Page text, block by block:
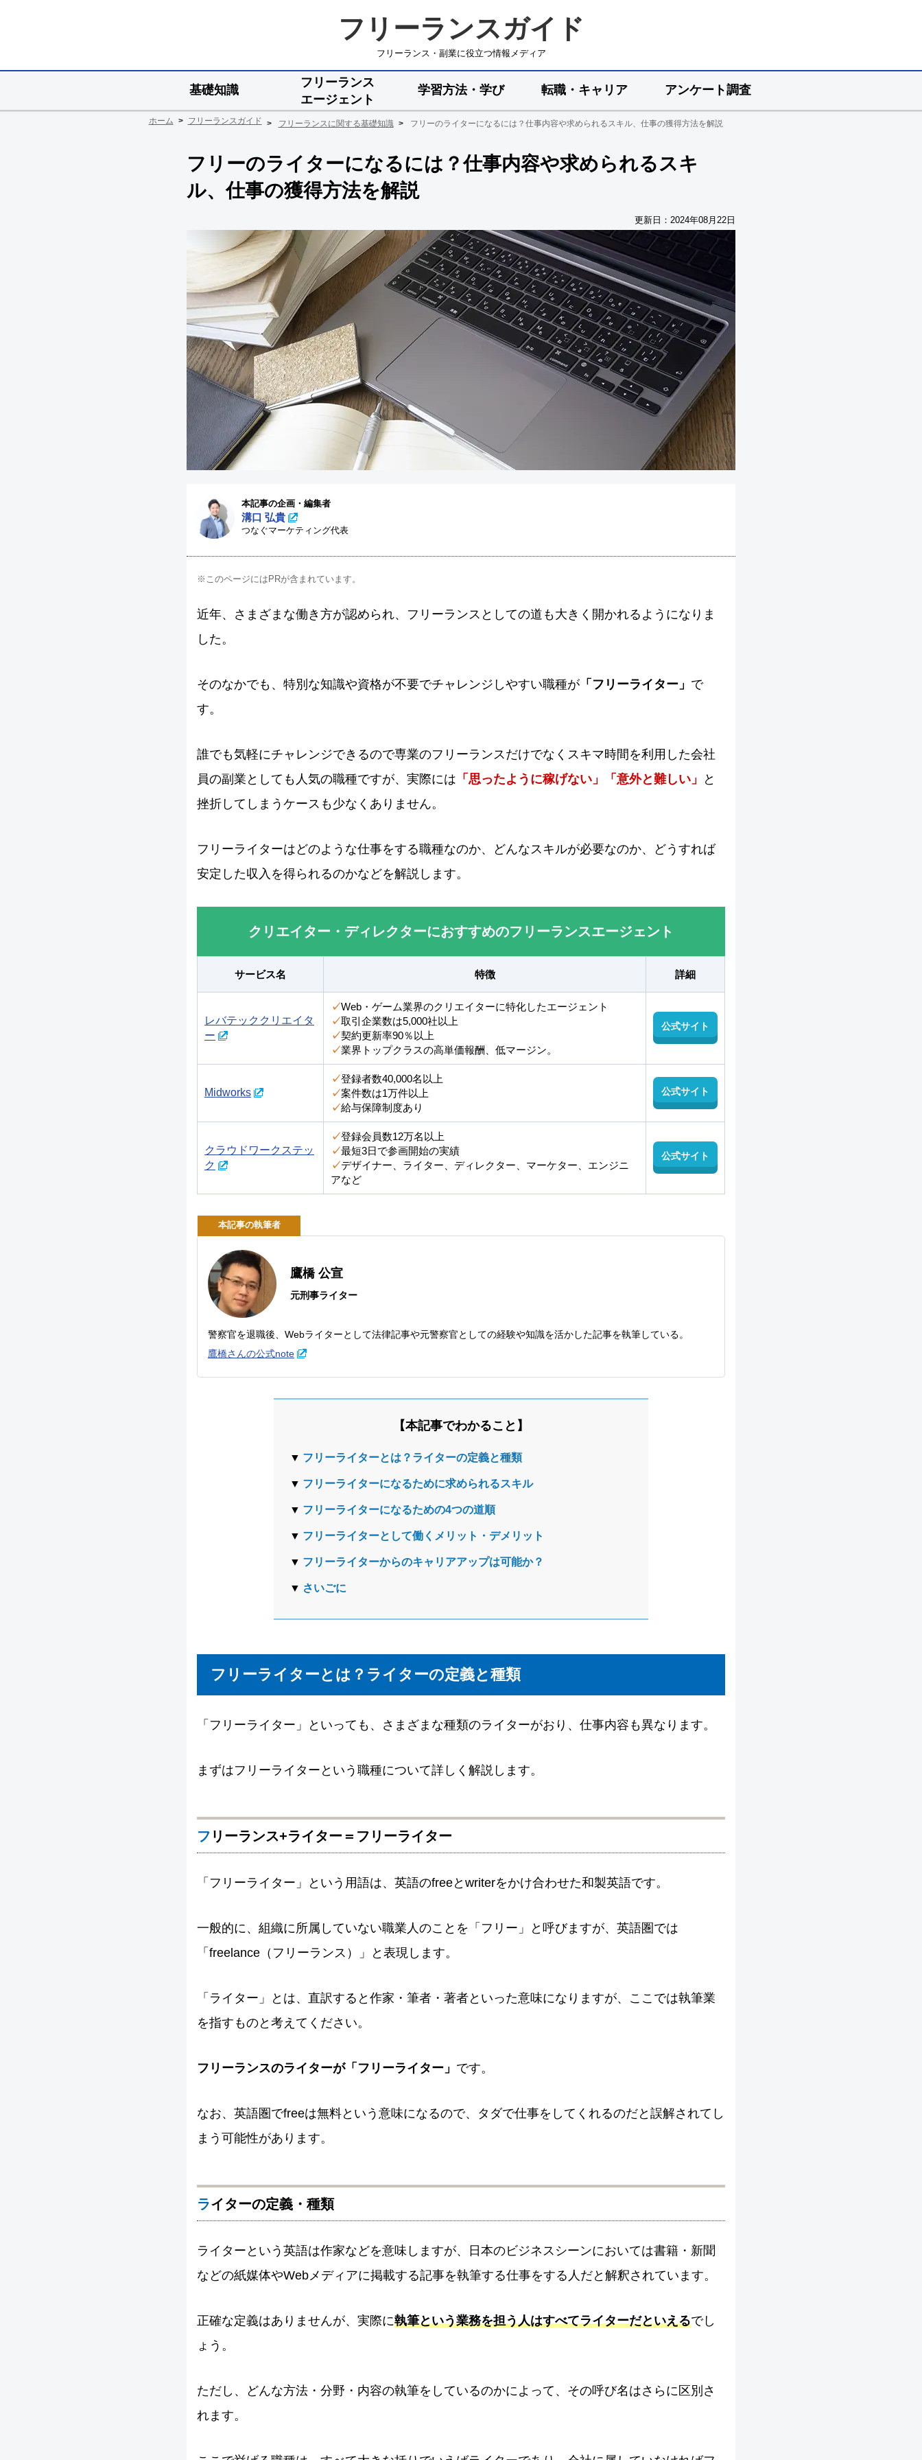
フリーランスガイド
フリーランス・副業に役立つ情報メディア
基礎知識
フリーランス
エージェント
学習方法・学び 転職・キャリア アンケート調査
ホーム フリーランスガイド フリーランスに関する基礎知識 フリーのライターになるには？仕事内容や求められるスキル、仕事の獲得方法を解説
フリーのライターになるには？仕事内容や求められるスキ
ル、仕事の獲得方法を解説
更新日： 2024年08月22日
本記事の企画・編集者
溝口 弘貴
つなぐマーケティング代表
※このページにはPRが含まれています。
近年、さまざまな働き方が認められ、フリーランスとしての道も大きく開かれるようになりま
した。
そのなかでも、特別な知識や資格が不要でチャレンジしやすい職種が 「フリーライター」 で
す。
誰でも気軽にチャレンジできるので専業のフリーランスだけでなくスキマ時間を利用した会社
員の副業としても人気の職種ですが、実際には 「思ったように稼げない」「意外と難しい」
と
挫折してしまうケースも少なくありません。
フリーライターはどのような仕事をする職種なのか、どんなスキルが必要なのか、どうすれば
安定した収入を得られるのかなどを解説します。
クリエイター・ディレクターにおすすめのフリーランスエージェント
サービス名 特徴 詳細
レバテッククリエイタ
ー
✓Web・ゲーム業界のクリエイターに特化したエージェント
✓取引企業数は5,000社以上
✓契約更新率90％以上
✓業界トップクラスの高単価報酬、低マージン。
公式サイト
Midworks
✓登録者数40,000名以上
✓案件数は1万件以上
✓給与保障制度あり
公式サイト
クラウドワークステッ
ク
✓登録会員数12万名以上
✓最短3日で参画開始の実績
✓デザイナー、ライター、ディレクター、マーケター、エンジニ
アなど
公式サイト
本記事の執筆者
鷹橋 公宣
元刑事ライター
警察官を退職後、Webライターとして法律記事や元警察官としての経験や知識を活かした記事を執筆している。
鷹橋さんの公式note
本記事でわかること
フリーライターとは？ライターの定義と種類
フリーライターになるために求められるスキル
フリーライターになるための4つの道順
フリーライターとして働くメリット・デメリット
フリーライターからのキャリアアップは可能か？
さいごに
フリーライターとは？ライターの定義と種類
「フリーライター」といっても、さまざまな種類のライターがおり、仕事内容も異なります。
まずはフリーライターという職種について詳しく解説します。
フリーランス+ライター＝フリーライター
「フリーライター」という用語は、英語のfreeとwriterをかけ合わせた和製英語です。
一般的に、組織に所属していない職業人のことを「フリー」と呼びますが、英語圏では
「freelance（フリーランス）」と表現します。
「ライター」とは、直訳すると作家・筆者・著者といった意味になりますが、ここでは執筆業
を指すものと考えてください。
フリーランスのライターが「フリーライター」 です。
なお、英語圏でfreeは無料という意味になるので、タダで仕事をしてくれるのだと誤解されてし
まう可能性があります。
ライターの定義・種類
ライターという英語は作家などを意味しますが、日本のビジネスシーンにおいては書籍・新聞
などの紙媒体やWebメディアに掲載する記事を執筆する仕事をする人だと解釈されています。
正確な定義はありませんが、実際に執筆という業務を担う人はすべてライターだといえるでし
ょう。
ただし、どんな方法・分野・内容の執筆をしているのかによって、その呼び名はさらに区別さ
れます。